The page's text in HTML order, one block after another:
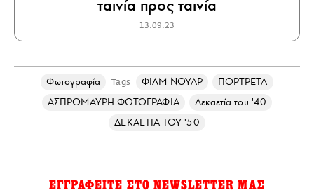
ταινία προς ταινία
13.09.23
Φωτογραφία Tags ΦΙΛΜ ΝΟΥΑΡ
ΠΟΡΤΡΕΤΑ
ΑΣΠΡΟΜΑΥΡΗ ΦΩΤΟΓΡΑΦΙΑ
Δεκαετία του '40
ΔΕΚΑΕΤΙΑ ΤΟΥ '50
ΕΓΓΡΑΦΕΙΤΕ ΣΤΟ NEWSLETTER ΜΑΣ